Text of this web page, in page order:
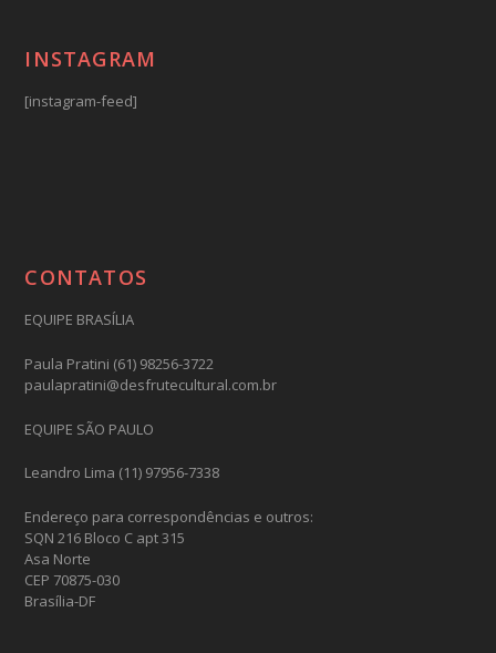
INSTAGRAM
[instagram-feed]
CONTATOS
EQUIPE BRASÍLIA
Paula Pratini (61) 98256-3722
paulapratini@desfrutecultural.com.br
EQUIPE SÃO PAULO
Leandro Lima (11) 97956-7338
Endereço para correspondências e outros:
SQN 216 Bloco C apt 315
Asa Norte
CEP 70875-030
Brasília-DF